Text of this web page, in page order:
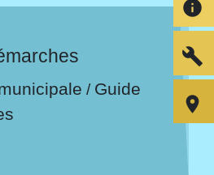
/ Guide
info
build
room